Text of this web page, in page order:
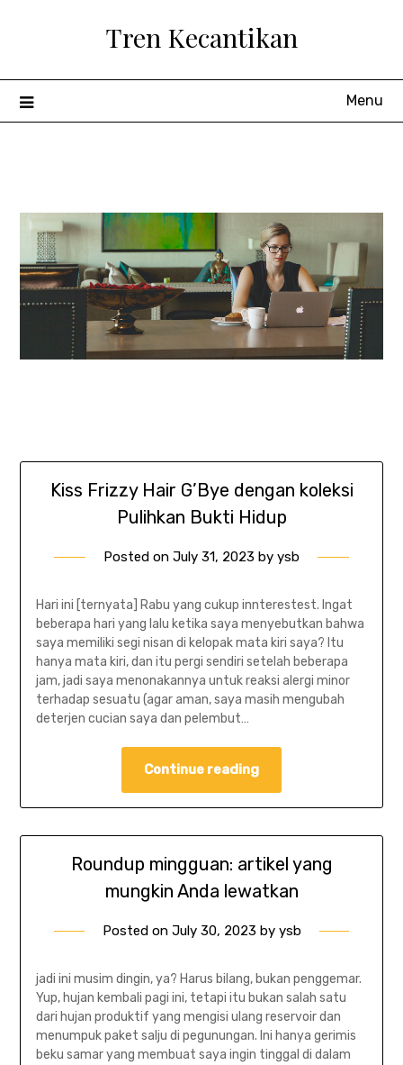
Tren Kecantikan
Menu
Kiss Frizzy Hair G’Bye dengan koleksi
Pulihkan Bukti Hidup
Posted on July 31, 2023 by ysb
Hari ini [ternyata] Rabu yang cukup innterestest. Ingat
beberapa hari yang lalu ketika saya menyebutkan bahwa
saya memiliki segi nisan di kelopak mata kiri saya? Itu
hanya mata kiri, dan itu pergi sendiri setelah beberapa
jam, jadi saya menonakannya untuk reaksi alergi minor
terhadap sesuatu (agar aman, saya masih mengubah
deterjen cucian saya dan pelembut…
Continue reading
Roundup mingguan: artikel yang
mungkin Anda lewatkan
Posted on July 30, 2023 by ysb
jadi ini musim dingin, ya? Harus bilang, bukan penggemar.
Yup, hujan kembali pagi ini, tetapi itu bukan salah satu
dari hujan produktif yang mengisi ulang reservoir dan
menumpuk paket salju di pegunungan. Ini hanya gerimis
beku samar yang membuat saya ingin tinggal di dalam